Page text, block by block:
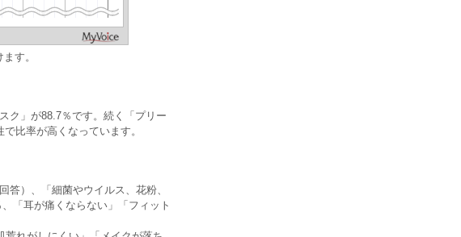
す。
ク」が88.7％です。続く「プリー
比率が高くなっています。
答）、「細菌やウイルス、花粉、
「耳が痛くならない」「フィット